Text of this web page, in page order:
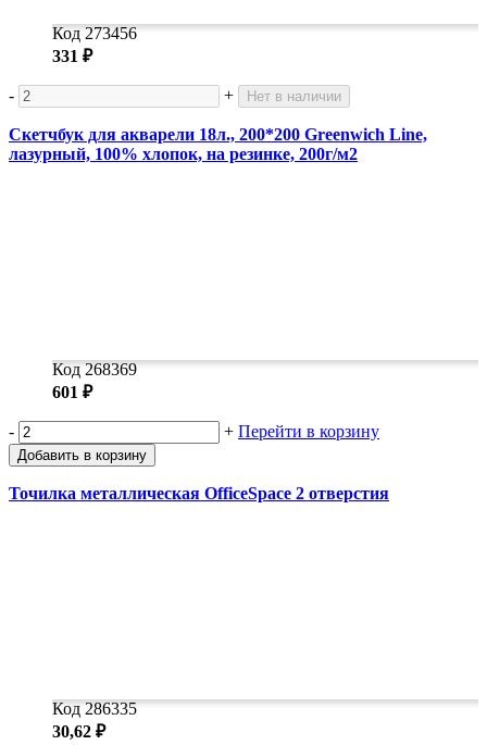
Код 273456
331 ₽
- + Нет в наличии
Скетчбук для акварели 18л., 200*200 Greenwich Line,
лазурный, 100% хлопок, на резинке, 200г/м2
Код 268369
601 ₽
- + Перейти в корзину
Добавить в корзину
Точилка металлическая OfficeSpace 2 отверстия
Код 286335
30,62 ₽